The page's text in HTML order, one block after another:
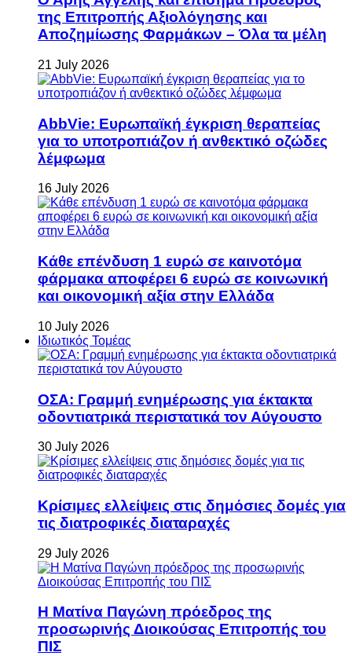
της Επιτροπής Αξιολόγησης και
Αποζημίωσης Φαρμάκων – Όλα τα μέλη
21 July 2026
AbbVie: Ευρωπαϊκή έγκριση θεραπείας
για το υποτροπιάζον ή ανθεκτικό οζώδες
λέμφωμα
16 July 2026
Κάθε επένδυση 1 ευρώ σε καινοτόμα
φάρμακα αποφέρει 6 ευρώ σε κοινωνική
και οικονομική αξία στην Ελλάδα
10 July 2026
Ιδιωτικός Τομέας
ΟΣΑ: Γραμμή ενημέρωσης για έκτακτα
οδοντιατρικά περιστατικά τον Αύγουστο
30 July 2026
Κρίσιμες ελλείψεις στις δημόσιες δομές για
τις διατροφικές διαταραχές
29 July 2026
Η Ματίνα Παγώνη πρόεδρος της
προσωρινής Διοικούσας Επιτροπής του
ΠΙΣ